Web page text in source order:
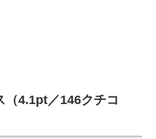
（4.1pt／146クチコ